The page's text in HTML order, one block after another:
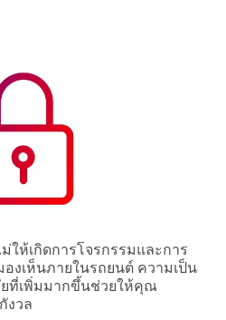
ให้เกิดการโจรกรรมและการ
งเห็นภายในรถยนต์ ความเป็น
ที่เพิ่มมากขึ้นช่วยให้คุณ
งวล